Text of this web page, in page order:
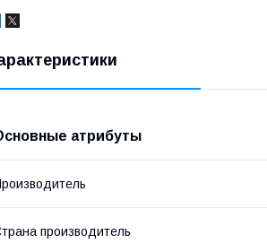
атрибуты
производитель